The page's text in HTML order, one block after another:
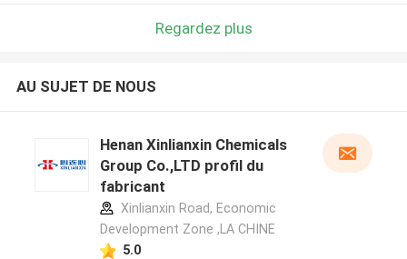
Regardez plus
AU SUJET DE NOUS
Henan Xinlianxin Chemicals
Group Co.,LTD profil du
fabricant
Xinlianxin Road, Economic
Development Zone ,LA CHINE
5.0